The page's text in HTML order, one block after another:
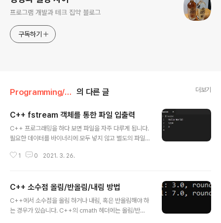
프로그램 개발과 테크 집약 블로그
구독하기
Programming/C&CPP 의 다른 글 더보기
C++ fstream 객체를 통한 파일 입출력
C++ 프로그래밍을 하다 보면 파일을 자주 다루게 됩니다.
필요한 데이터를 바이너리에 모두 넣지 않고 별도의 파일
지원하기 위한 ifstream, ofstream 클래스를 제공합니
하려면 헤더를 추가해야 합니다. #include ofstream은
파일에 기록할 때 사용하고 ifstream은 파일에 저장된 데
이터를 읽어올 때 사용합니다. 입력과 출력이 모두 가능한 f
1 0 2021. 3. 26.
C++ 소수점 올림/반올림/내림 방법
C++에서 소수점을 올림 하거나 내림, 혹은 반올림해야 하
는 경우가 있습니다. C++의 cmath 헤더에는 올림/반올